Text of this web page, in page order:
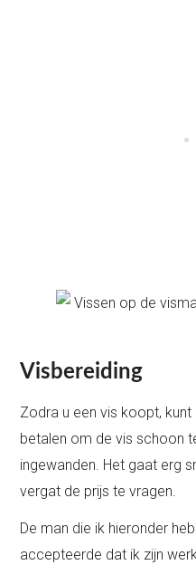
Visbereiding
Zodra u een vis koopt,
betalen om de vis schoon
ingewanden. Het gaat erg
vergat de prijs te vragen.
De man die ik hieronder
accepteerde dat ik zijn